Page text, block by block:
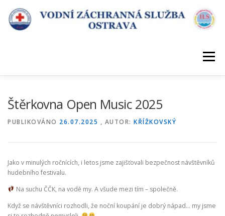
obsah
Menu
Štěrkovna Open Music 2025
PUBLIKOVÁNO 26.07.2025 , AUTOR: KŘÍŽKOVSKÝ
Jako v minulých ročnících, i letos jsme zajišťovali bezpečnost návštěvníků
hudebního festivalu.
Na suchu ČČK, na vodě my. A všude mezi tím – společně.
Když se návštěvníci rozhodli, že noční koupání je dobrý nápad… my jsme